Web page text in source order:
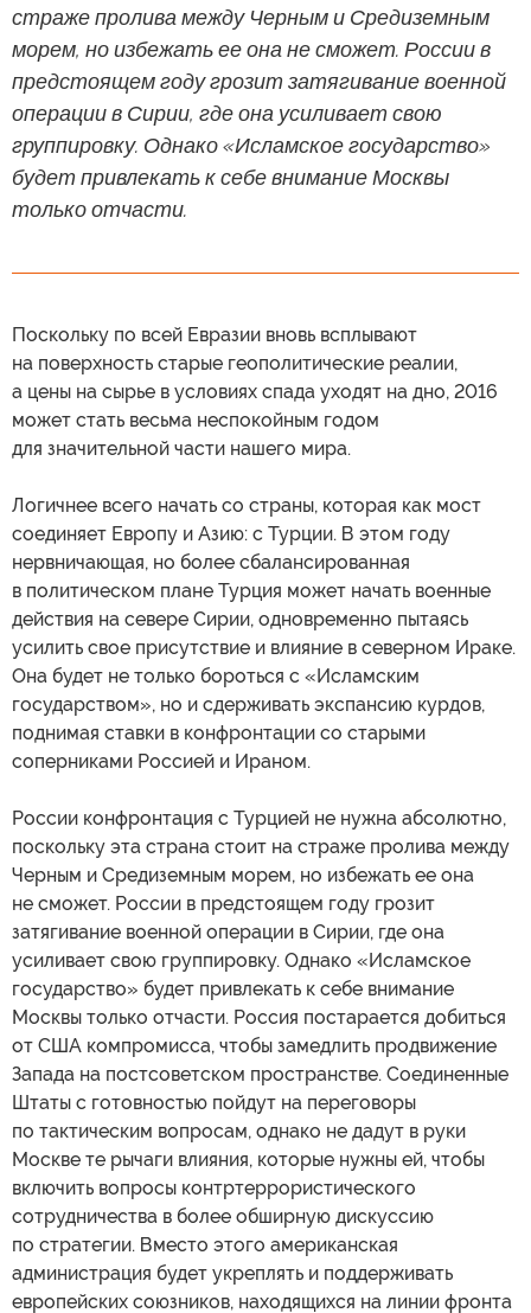
страже пролива между Черным и Средиземным
морем, но избежать ее она не сможет. России в
предстоящем году грозит затягивание военной
операции в Сирии, где она усиливает свою
группировку. Однако «Исламское государство»
будет привлекать к себе внимание Москвы
только отчасти.
Поскольку по всей Евразии вновь всплывают
на поверхность старые геополитические реалии,
а цены на сырье в условиях спада уходят на дно, 2016
может стать весьма неспокойным годом
для значительной части нашего мира.
Логичнее всего начать со страны, которая как мост
соединяет Европу и Азию: с Турции. В этом году
нервничающая, но более сбалансированная
в политическом плане Турция может начать военные
действия на севере Сирии, одновременно пытаясь
усилить свое присутствие и влияние в северном Ираке.
Она будет не только бороться с «Исламским
государством», но и сдерживать экспансию курдов,
поднимая ставки в конфронтации со старыми
соперниками Россией и Ираном.
России конфронтация с Турцией не нужна абсолютно,
поскольку эта страна стоит на страже пролива между
Черным и Средиземным морем, но избежать ее она
не сможет. России в предстоящем году грозит
затягивание военной операции в Сирии, где она
усиливает свою группировку. Однако «Исламское
государство» будет привлекать к себе внимание
Москвы только отчасти. Россия постарается добиться
от США компромисса, чтобы замедлить продвижение
Запада на постсоветском пространстве. Соединенные
Штаты с готовностью пойдут на переговоры
по тактическим вопросам, однако не дадут в руки
Москве те рычаги влияния, которые нужны ей, чтобы
включить вопросы контртеррористического
сотрудничества в более обширную дискуссию
по стратегии. Вместо этого американская
администрация будет укреплять и поддерживать
европейских союзников, находящихся на линии фронта